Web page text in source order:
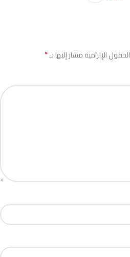
الحقول الإلزامية مشار إليها بـ*